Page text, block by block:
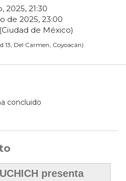
, 2025, 21:30
de 2025, 23:00
de México)
13, Del Carmen, Coyoacán)
concluido
presenta